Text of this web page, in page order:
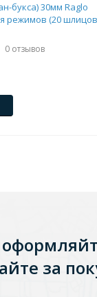
Ершики
букса) 30мм Raglo
режимов (20
0 отзывов
за